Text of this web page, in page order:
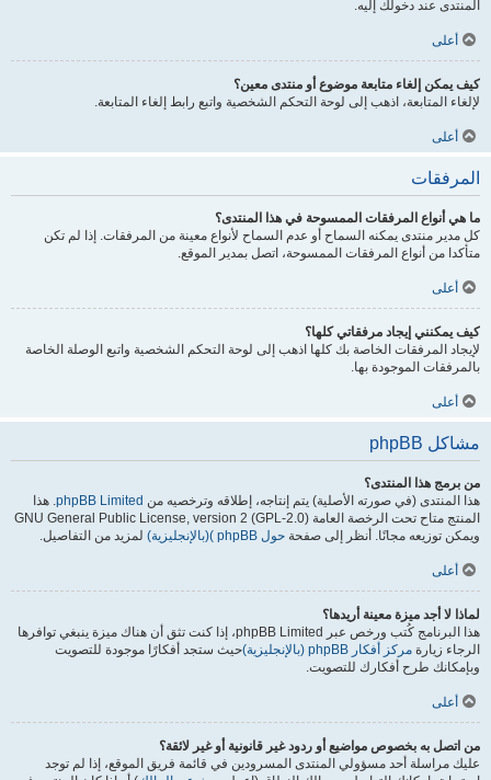
المنتدى عند دخولك إليه.
أعلى
كيف يمكن إلغاء متابعة موضوع أو منتدى معين؟
لإلغاء المتابعة، اذهب إلى لوحة التحكم الشخصية واتبع رابط إلغاء المتابعة.
أعلى
المرفقات
ما هي أنواع المرفقات الممسوحة في هذا المنتدى؟
كل مدير منتدى يمكنه السماح أو عدم السماح لأنواع معينة من المرفقات. إذا لم تكن
متأكدا من أنواع المرفقات الممسوحة، اتصل بمدير الموقع.
أعلى
كيف يمكنني إيجاد مرفقاتي كلها؟
لإيجاد المرفقات الخاصة بك كلها اذهب إلى لوحة التحكم الشخصية واتبع الوصلة الخاصة
بالمرفقات الموجودة بها.
أعلى
مشاكل phpBB
من برمج هذا المنتدى؟
هذا المنتدى (في صورته الأصلية) يتم إنتاجه، إطلاقه وترخصيه من phpBB Limited. هذا
المنتج متاح تحت الرخصة العامة GNU General Public License, version 2 (GPL-2.0)
ويمكن توزيعه مجانًا. أنظر إلى صفحة حول phpBB )(بالإنجليزية) لمزيد من التفاصيل.
أعلى
لماذا لا أجد ميزة معينة أريدها؟
هذا البرنامج كُتب ورخص عبر phpBB Limited، إذا كنت تثق أن هناك ميزة ينبغي توافرها
الرجاء زيارة مركز أفكار phpBB (بالإنجليزية)
حيث ستجد أفكارًا موجودة للتصويت
وبإمكانك طرح أفكارك للتصويت.
أعلى
من اتصل به بخصوص مواضيع أو ردود غير قانونية أو غير لائقة؟
عليك مراسلة أحد مسؤولي المنتدى المسرودين في قائمة فريق الموقع، إذا لم توجد